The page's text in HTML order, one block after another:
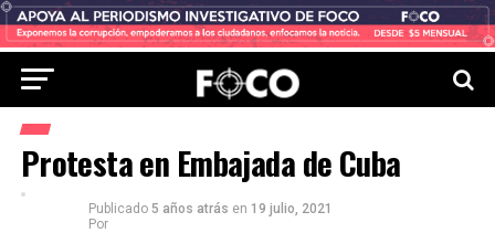
Protesta en Embajada de Cuba
Publicado 5 años atrás en 19 julio, 2021
Por